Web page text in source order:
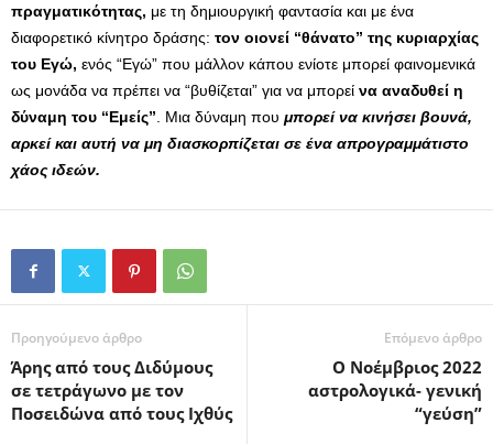
πραγματικότητας, με τη δημιουργική φαντασία και με ένα
διαφορετικό κίνητρο δράσης: τον οιονεί “θάνατο” της κυριαρχίας
του Εγώ, ενός “Εγώ” που μάλλον κάπου ενίοτε μπορεί φαινομενικά
ως μονάδα να πρέπει να “βυθίζεται” για να μπορεί να αναδυθεί η
δύναμη του “Εμείς” . Μια δύναμη που μπορεί να κινήσει βουνά,
αρκεί και αυτή να μη διασκορπίζεται σε ένα απρογραμμάτιστο
χάος ιδεών.
Προηγούμενο άρθρο
Άρης από τους Διδύμους
σε τετράγωνο με τον
Ποσειδώνα από τους Ιχθύς
Επόμενο άρθρο
Ο Νοέμβριος 2022
αστρολογικά- γενική
“γεύση”